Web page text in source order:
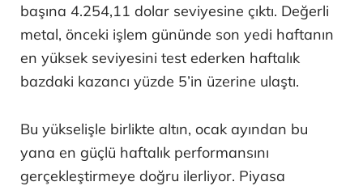
başına 4.254,11 dolar seviyesine çıktı. Değerli
metal, önceki işlem gününde son yedi haftanın
en yüksek seviyesini test ederken haftalık
bazdaki kazancı yüzde 5’in üzerine ulaştı.
Bu yükselişle birlikte altın, ocak ayından bu
yana en güçlü haftalık performansını
gerçekleştirmeye doğru ilerliyor. Piyasa